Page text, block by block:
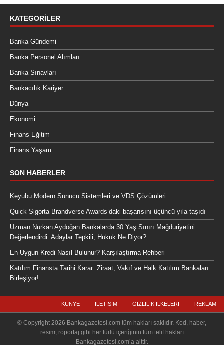
KATEGORILER
Banka Gündemi
Banka Personel Alımları
Banka Sınavları
Bankacılık Kariyer
Dünya
Ekonomi
Finans Eğitim
Finans Yaşam
SON HABERLER
Keyubu Modern Sunucu Sistemleri ve VDS Çözümleri
Quick Sigorta Brandverse Awards’daki başarısını üçüncü yıla taşıdı
Uzman Nurkan Aydoğan Bankalarda 30 Yaş Sınırı Mağduriyetini
Değerlendirdi: Adaylar Tepkili, Hukuk Ne Diyor?
En Uygun Kredi Nasıl Bulunur? Karşılaştırma Rehberi
Katılım Finansta Tarihi Karar: Ziraat, Vakıf ve Halk Katılım Bankaları
Birleşiyor!
KÜNYE İLETIŞIM GIZLILIK İLKELERI REKLAM
© Copyright 2026 Bankagazetesi.com tüm hakları saklıdır. Kod, haber,
resim, röportaj gibi her türlü içeriğinin tüm telif hakları
Bankagazetesi.com’a aittir.